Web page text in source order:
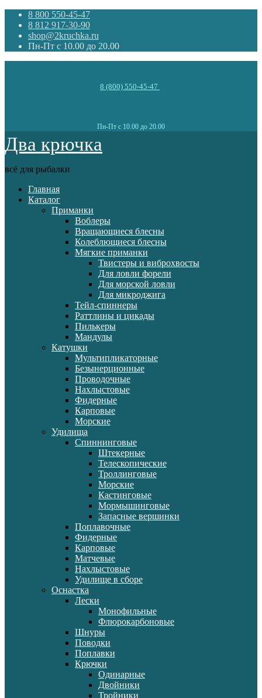
8 800 550-45-47
8 812 917-30-90
shop@2kruchka.ru
Пн-Пт с 10.00 до 20.00
8 (800) 550-45-47
Пн-Пт с 10.00 до 20.00
Два крючка
всё для рыбалки
Главная
Каталог
Приманки
Воблеры
Вращающиеся блесны
Колеблющиеся блесны
Мягкие приманки
Твистеры и виброхвосты
Для ловли форели
Для морской ловли
Для микроджига
Тейл-спиннеры
Раттлины и цикады
Пилькеры
Мандулы
Катушки
Мультипликаторные
Безынерционные
Проводочные
Нахлыстовые
Фидерные
Карповые
Морские
Удилища
Спиннинговые
Штекерные
Телескопические
Троллинговые
Морские
Кастинговые
Мормышинговые
Запасные вершинки
Поплавочные
Фидерные
Карповые
Матчевые
Нахлыстовые
Удилище в сборе
Оснастка
Лески
Монофильные
Флюрокарбоновые
Шнуры
Поводки
Поплавки
Крючки
Одинарные
Двойники
Тройники